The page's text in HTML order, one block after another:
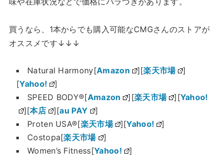
買うなら、1本からでも購入可能なCMGさんのストアが
オススメです↓↓↓
Natural Harmony[Amazon ][楽天市場
]
[Yahoo!
]
SPEED BODY®[Amazon ][楽天市場 ][Yahoo!
][本店 ][au PAY
]
Proten USA®[楽天市場 ][Yahoo!
]
Costopa[楽天市場
]
Women’s Fitness[Yahoo! ]